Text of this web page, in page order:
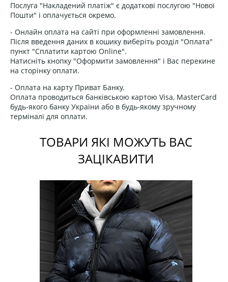
Послуга "Накладений платіж" є додаткові послугою "Нової
Пошти" і оплачується окремо.
- Онлайн оплата на сайті при оформленні замовлення.
Після введення даних в кошику виберіть розділ "Оплата"
пункт "Сплатити картою Online".
Натисніть кнопку "Оформити замовлення" і Вас перекине
на сторінку оплати.
- Оплата на карту Приват Банку.
Оплата проводиться банківською картою Visa, MasterCard
будь-якого банку України або в будь-якому зручному
терміналі для оплати.
ТОВАРИ ЯКІ МОЖУТЬ ВАС
ЗАЦІКАВИТИ